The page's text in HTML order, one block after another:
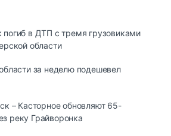
в ДТП с тремя грузовиками
области
за неделю подешевел
– Касторное обновляют 65-
реку Грайворонка